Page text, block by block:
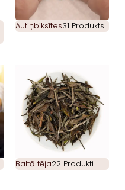
Autiņbiksītes31 Produkts
Baltā tēja22 Produkti